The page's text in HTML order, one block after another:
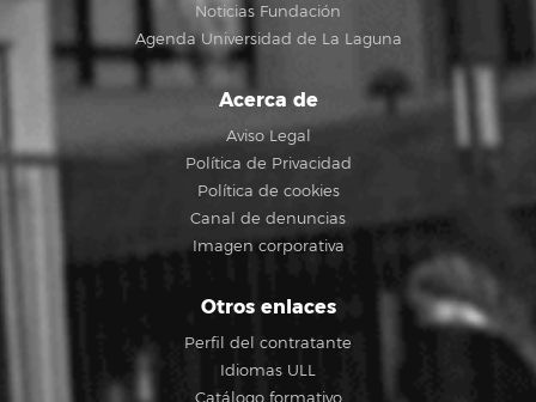
Noticias Fundación
Agenda Universidad de La Laguna
Acerca de
Aviso Legal
Política de Privacidad
Política de cookies
Canal de denuncias
Imagen corporativa
Otros enlaces
Perfil del contratante
Idiomas ULL
Catálogo formativo